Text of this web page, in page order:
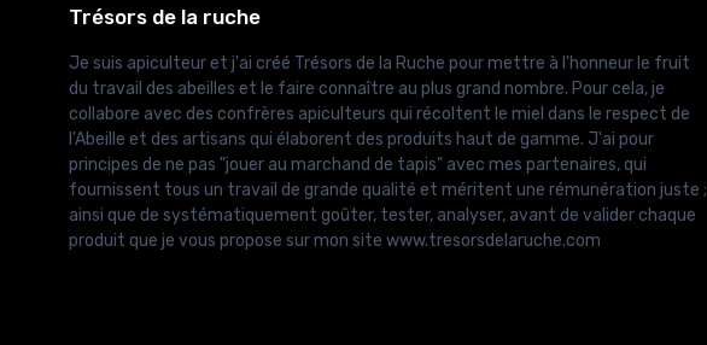
Trésors de la ruche
Je suis apiculteur et j'ai créé Trésors de la Ruche pour mettre à l'honneur le fruit
du travail des abeilles et le faire connaître au plus grand nombre. Pour cela, je
collabore avec des confrères apiculteurs qui récoltent le miel dans le respect de
l'Abeille et des artisans qui élaborent des produits haut de gamme. J'ai pour
principes de ne pas "jouer au marchand de tapis" avec mes partenaires, qui
fournissent tous un travail de grande qualité et méritent une rémunération juste ;
ainsi que de systématiquement goûter, tester, analyser, avant de valider chaque
produit que je vous propose sur mon site www.tresorsdelaruche.com